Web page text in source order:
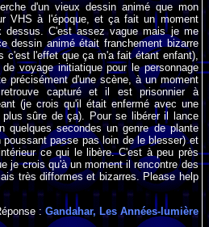
d'un vieux dessin animé que mon
VHS à l'époque, et ça fait un moment
dessus. C'est assez vague mais je me
dessin animé était franchement bizarre
c'est l'effet que ça m'a fait étant enfant),
voyage initiatique pour le personnage
précisément d'une scène, à un moment
capturé et il est prisonnier à
(je crois qu'il était enfermé avec une
sûre de ça). Pour se libérer il lance
quelques secondes un genre de plante
poussant passe pas loin de le blesser) et
ce qui le libère. C'est à peu près
je crois qu'à un moment il rencontre des
très difformes et bizarres. Please help
: Gandahar, Les Années-lumière